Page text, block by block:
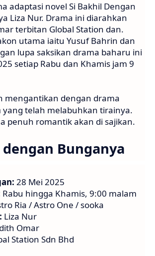
adaptasi novel Si Bakhil Dengan
Liza Nur. Drama ini diarahkan
terbitan Global Station dan.
utama iaitu Yusuf Bahrin dan
lupa saksikan drama baharu ini
setiap Rabu dan Khamis jam 9
mengantikan dengan drama
yang telah melabuhkan tirainya.
penuh romantik akan di sajikan.
Bunganya
28 Mei 2025
Rabu hingga Khamis, 9:00 malam
Ria / Astro One / sooka
Liza Nur
Omar
Station Sdn Bhd